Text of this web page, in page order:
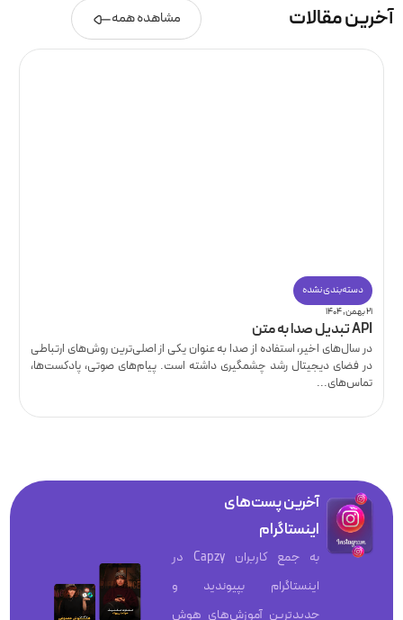
آخرین مقالات مشاهده همه
دسته‌بندی نشده
۲۱ بهمن, ۱۴۰۴
API تبدیل صدا به متن
در سال‌های اخیر، استفاده از صدا به عنوان یکی از اصلی‌ترین روش‌های ارتباطی
در فضای دیجیتال رشد چشمگیری داشته است. پیام‌های صوتی، پادکست‌ها،
تماس‌های...
آخرین پست‌های
اینستاگرام
به جمع کاربران Capzy در
اینستاگرام بپیوندید و
جدیدترین آموزش‌های هوش